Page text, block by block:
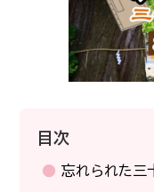
目次
忘れられた三